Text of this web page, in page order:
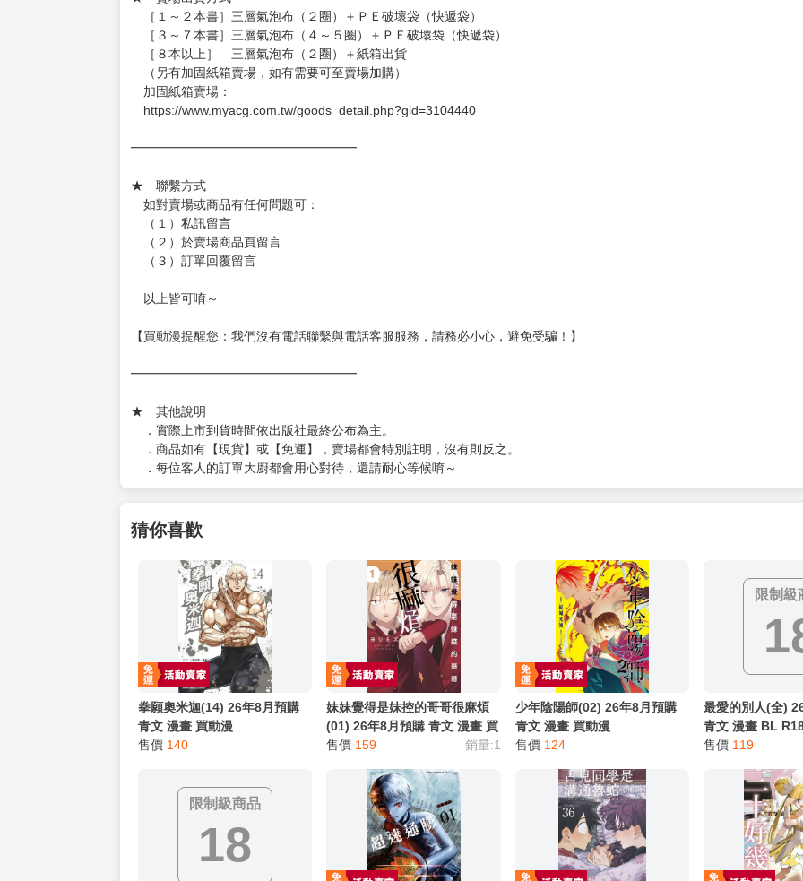
（假日＆國定假日休息，客服會不定時回覆）
．現貨商品：１～２天出貨（不含假日＆國定假日）
．已上市且非現貨商品：
－每週四～日下單者，於隔週五出貨
－每週一～三下單者，於隔週四出貨
★ 賣場出貨方式
［１～２本書］三層氣泡布（２圈）＋ＰＥ破壞袋（快遞袋）
［３～７本書］三層氣泡布（４～５圈）＋ＰＥ破壞袋（快遞袋）
［８本以上］ 三層氣泡布（２圈）＋紙箱出貨
（另有加固紙箱賣場，如有需要可至賣場加購）
https://www.myacg.com.tw/goods_detail.php?gid=3104440
━━━━━━━━━━━━━━━━━━
（１）私訊留言
（２）於賣場商品頁留言
（３）訂單回覆留言
【買動漫提醒您：我們沒有電話聯繫與電話客服服務，請務必小心，避免受騙！】
★ 其他說明
．實際上市到貨時間依出版社最終公布為主。
．商品如有【現貨】或【免運】，賣場都會特別註明，沒有則反之。
．每位客人的訂單大廚都會用心對待，還請耐心等候唷～
猜你喜歡
限制級